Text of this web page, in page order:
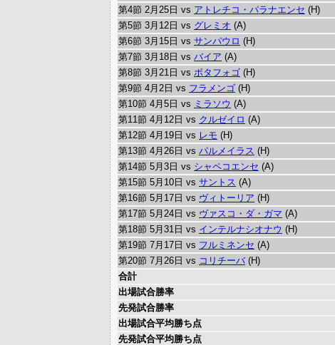
第4節 2月25日 vs アトレチコ・パラナエンセ (H)
第5節 3月12日 vs グレミオ (A)
第6節 3月15日 vs サンパウロ (H)
第7節 3月18日 vs バイア (A)
第8節 3月21日 vs ボタフォゴ (H)
第9節 4月2日 vs フラメンゴ (H)
第10節 4月5日 vs ミラソウ (A)
第11節 4月12日 vs クルゼイロ (A)
第12節 4月19日 vs レモ (H)
第13節 4月26日 vs パルメイラス (H)
第14節 5月3日 vs シャペコエンセ (A)
第15節 5月10日 vs サントス (A)
第16節 5月17日 vs ヴィトーリア (H)
第17節 5月24日 vs ヴァスコ・ダ・ガマ (A)
第18節 5月31日 vs インテルナシオナウ (H)
第19節 7月17日 vs フルミネンセ (A)
第20節 7月26日 vs コリチーバ(H)
合計
出場試合勝率
先発試合勝率
出場試合平均勝ち点
先発試合平均勝ち点